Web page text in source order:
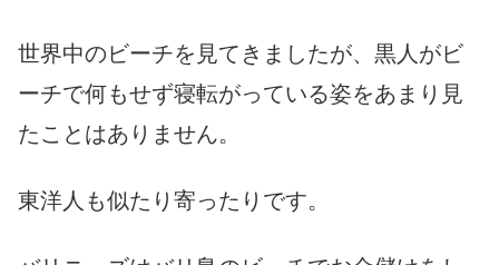
世界中のビーチを見てきましたが、黒人がビ
ーチで何もせず寝転がっている姿をあまり見
たことはありません。
東洋人も似たり寄ったりです。